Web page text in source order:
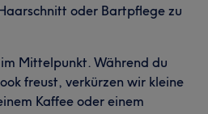
oder Bartpflege zu
Mittelpunkt. Während du
freust, verkürzen wir kleine
Kaffee oder einem